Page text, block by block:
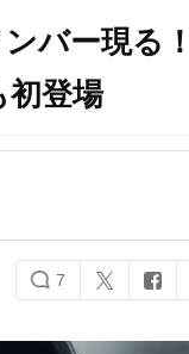
バー現る！
初登場
7